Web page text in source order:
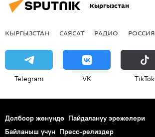
Кыргызстан
КЫРГЫЗСТАН САЯСАТ РАДИО РОССИЯ
Telegram VK ТikТоk
Долбоор жөнүндө Пайдалануу эрежелери
Байланыш үчүн Пресс-релиздер